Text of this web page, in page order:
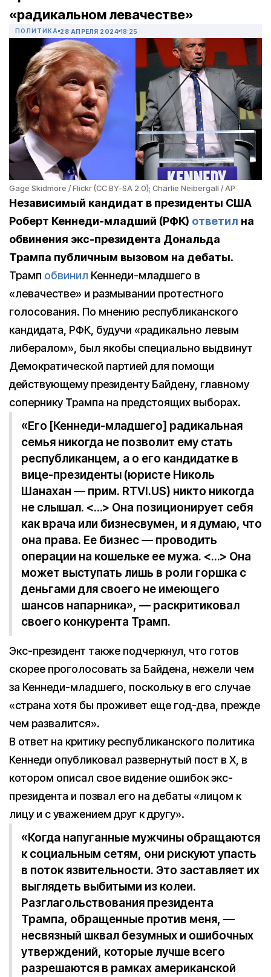
«радикальном левачестве»
ПОЛИТИКА 28 АПРЕЛЯ 2024 18:25
Gage Skidmore / Flickr (CC BY-SA 2.0); Charlie Neibergall / AP
Независимый кандидат в президенты США
Роберт Кеннеди-младший (РФК) ответил на
обвинения экс-президента Дональда
Трампа публичным вызовом на дебаты.
Трамп обвинил Кеннеди-младшего в
«левачестве» и размывании протестного
голосования. По мнению республиканского
кандидата, РФК, будучи «радикально левым
либералом», был якобы специально выдвинут
Демократической партией для помощи
действующему президенту Байдену, главному
сопернику Трампа на предстоящих выборах.
«Его [Кеннеди-младшего] радикальная
семья никогда не позволит ему стать
республиканцем, а о его кандидатке в
вице-президенты (юристе Николь
Шанахан — прим. RTVI.US) никто никогда
не слышал. <…> Она позиционирует себя
как врача или бизнесвумен, и я думаю, что
она права. Ее бизнес — проводить
операции на кошельке ее мужа. <…> Она
может выступать лишь в роли горшка с
деньгами для своего не имеющего
шансов напарника», — раскритиковал
своего конкурента Трамп.
Экс-президент также подчеркнул, что готов
скорее проголосовать за Байдена, нежели чем
за Кеннеди-младшего, поскольку в его случае
«страна хотя бы проживет еще год-два, прежде
чем развалится».
В ответ на критику республиканского политика
Кеннеди опубликовал развернутый пост в X, в
котором описал свое видение ошибок экс-
президента и позвал его на дебаты «лицом к
лицу и с уважением друг к другу».
«Когда напуганные мужчины обращаются
к социальным сетям, они рискуют упасть
в поток язвительности. Это заставляет их
выглядеть выбитыми из колеи.
Разглагольствования президента
Трампа, обращенные против меня, —
несвязный шквал безумных и ошибочных
утверждений, которые лучше всего
разрешаются в рамках американской